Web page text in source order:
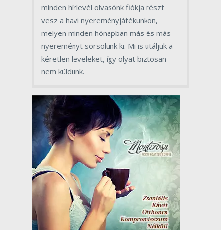
minden hírlevél olvasónk fiókja részt
vesz a havi nyereményjátékunkon,
melyen minden hónapban más és más
nyereményt sorsolunk ki. Mi is utáljuk a
kéretlen leveleket, így olyat biztosan
nem küldünk.